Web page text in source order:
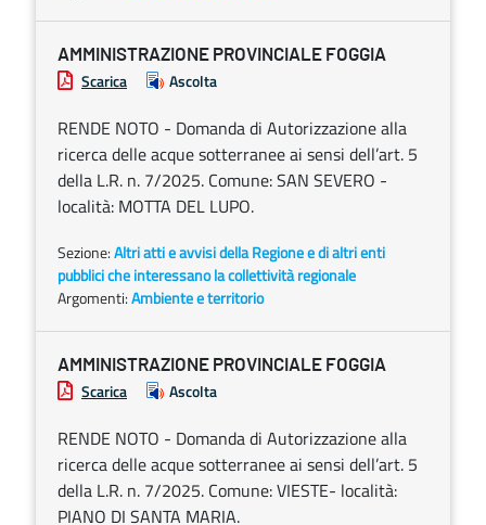
AMMINISTRAZIONE PROVINCIALE FOGGIA
Scarica Ascolta
RENDE NOTO - Domanda di Autorizzazione alla
ricerca delle acque sotterranee ai sensi dell’art. 5
della L.R. n. 7/2025. Comune: SAN SEVERO -
località: MOTTA DEL LUPO.
Sezione:Altri atti e avvisi della Regione e di altri enti
pubblici che interessano la collettività regionale
Argomenti:Ambiente e territorio
AMMINISTRAZIONE PROVINCIALE FOGGIA
Scarica Ascolta
RENDE NOTO - Domanda di Autorizzazione alla
ricerca delle acque sotterranee ai sensi dell’art. 5
della L.R. n. 7/2025. Comune: VIESTE- località:
PIANO DI SANTA MARIA.